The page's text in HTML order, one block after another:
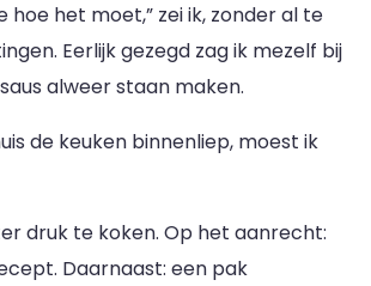
hoe het moet,” zei ik, zonder al te
Eerlijk gezegd zag ik mezelf bij
alweer staan maken.
de keuken binnenliep, moest ik
druk te koken. Op het aanrecht:
Daarnaast: een pak